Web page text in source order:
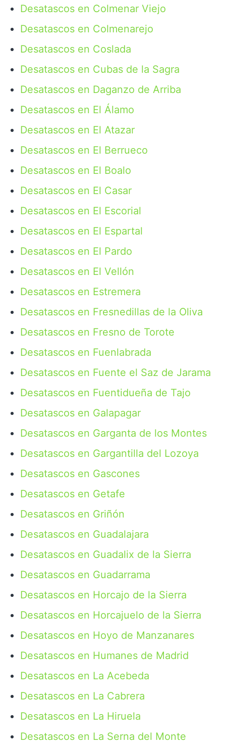
Desatascos en Colmenar Viejo
Desatascos en Colmenarejo
Desatascos en Coslada
Desatascos en Cubas de la Sagra
Desatascos en Daganzo de Arriba
Desatascos en El Álamo
Desatascos en El Atazar
Desatascos en El Berrueco
Desatascos en El Boalo
Desatascos en El Casar
Desatascos en El Escorial
Desatascos en El Espartal
Desatascos en El Pardo
Desatascos en El Vellón
Desatascos en Estremera
Desatascos en Fresnedillas de la Oliva
Desatascos en Fresno de Torote
Desatascos en Fuenlabrada
Desatascos en Fuente el Saz de Jarama
Desatascos en Fuentidueña de Tajo
Desatascos en Galapagar
Desatascos en Garganta de los Montes
Desatascos en Gargantilla del Lozoya
Desatascos en Gascones
Desatascos en Getafe
Desatascos en Griñón
Desatascos en Guadalajara
Desatascos en Guadalix de la Sierra
Desatascos en Guadarrama
Desatascos en Horcajo de la Sierra
Desatascos en Horcajuelo de la Sierra
Desatascos en Hoyo de Manzanares
Desatascos en Humanes de Madrid
Desatascos en La Acebeda
Desatascos en La Cabrera
Desatascos en La Hiruela
Desatascos en La Serna del Monte